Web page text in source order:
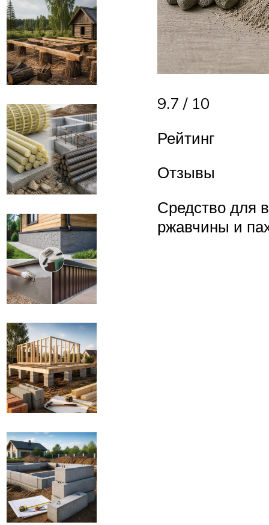
9.7 / 10
Рейтинг
Отзывы
Средство для
ржавчины и